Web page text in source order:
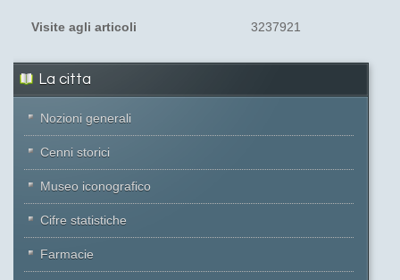
Visite agli articoli 3237921
La citta
Nozioni generali
Cenni storici
Museo iconografico
Cifre statistiche
Farmacie